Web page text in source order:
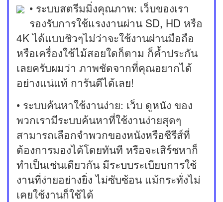
• ระบบสตรีมมิ่งคุณภาพ: เว็บของเรา
รองรับการใช้แรงงานผ่าน SD, HD หรือ
4K ได้แบบชิวๆไม่ว่าจะใช้งานผ่านมือถือ
หรือเครื่องใช้ไม้สอยใดก็ตาม ก็ค้ำประกัน
เลยครับผมว่า ภาพชัดจากที่คุณอยากได้
อย่างแน่แท้ การันตีได้เลย!
• ระบบค้นหาใช้งานง่าย: เว็บ ดูหนัง ของ
พวกเรามีระบบค้นหาที่ใช้งานง่ายสุดๆ
สามารถเลือกจำพวกของหนังหรือซีรีส์ที่
ต้องการมองได้โดยทันที หรือจะเสิร์ชหาก็
ทำเป็นเช่นเดียวกัน มีระบบระเบียบการใช้
งานที่ง่ายอย่างยิ่ง ไม่ซับซ้อน แม้กระทั่งไม่
เคยใช้งานก็ใช้ได้